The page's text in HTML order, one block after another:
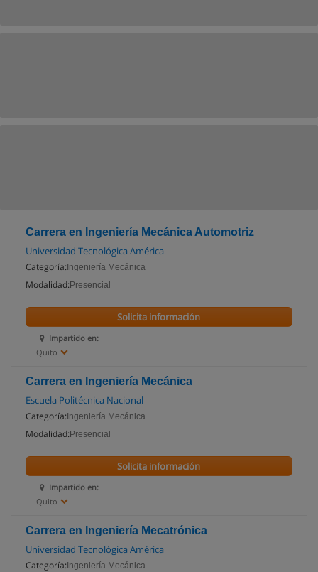
Carrera en Ingeniería Mecánica Automotriz
Universidad Tecnológica América
Categoría: Ingeniería Mecánica
Modalidad: Presencial
Impartido en:
Quito
Solicita información
Carrera en Ingeniería Mecánica
Escuela Politécnica Nacional
Categoría: Ingeniería Mecánica
Modalidad: Presencial
Impartido en:
Quito
Solicita información
Carrera en Ingeniería Mecatrónica
Universidad Tecnológica América
Categoría: Ingeniería Mecánica